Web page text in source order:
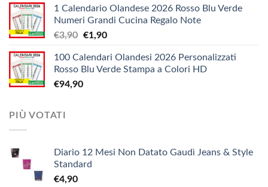
€12,10
prezzo:
da
€9,90
1 Calendario Olandese 2026 Rosso Blu Verde
Numeri Grandi Cucina Regalo Note
€3,90 Il
originale
era:
€3,90.
€1,90Il
attuale
è:
100 Calendari Olandesi 2026 Personalizzati
Rosso Blu Verde Stampa a Colori HD
€94,90
PIÙ VOTATI
Diario 12 Mesi Non Datato Gaudì Jeans & Style
Standard
€4,90